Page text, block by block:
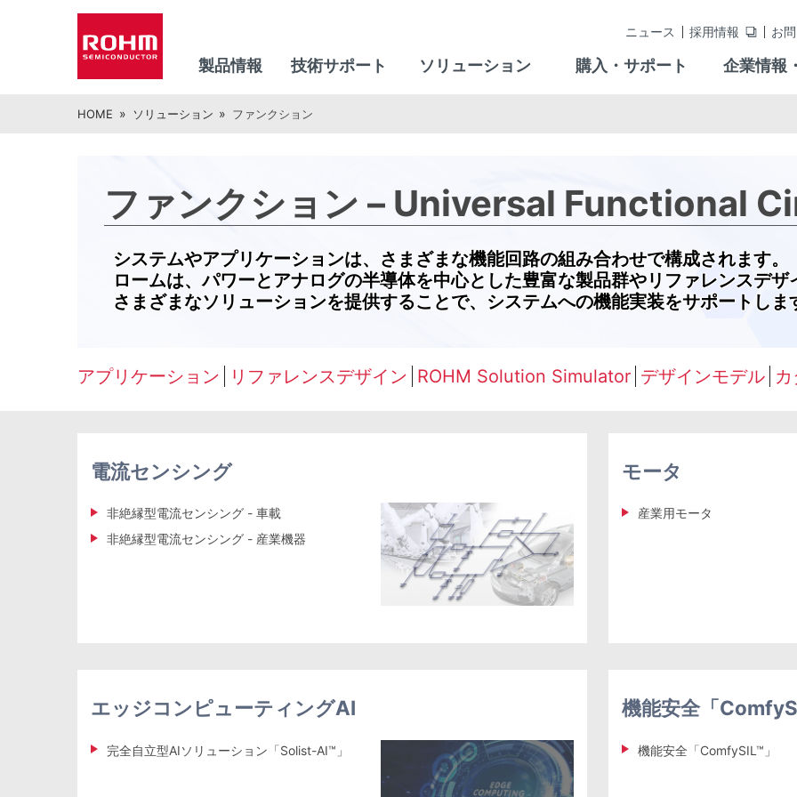
ニュース 採用情報 お
製品情報 技術サポート ソリューション 購入・サポート 企業情報
HOME ソリューション ファンクション
ファンクション – Universal Functional
システムやアプリケーションは、さまざまな機能回路の組み合わせで構成されます。
ロームは、パワーとアナログの半導体を中心とした豊富な製品群やリファレンスデザ
さまざまなソリューションを提供することで、システムへの機能実装をサポートしま
アプリケーション リファレンスデザイン ROHM Solution Simulator デザインモデル
電流センシング
非絶縁型電流センシング - 車載
非絶縁型電流センシング - 産業機器
モータ
産業用モータ
エッジコンピューティングAI
完全自立型AIソリューション「Solist-AI™」
機能安全「
機能安全「ComfySIL™」